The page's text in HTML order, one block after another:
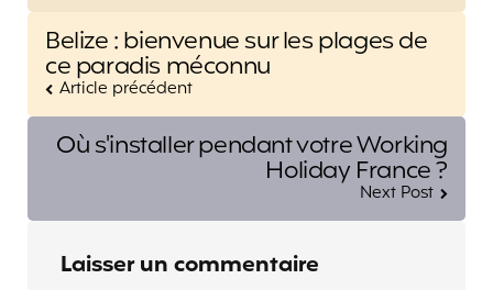
Post
navigation
Belize : bienvenue sur les plages de
ce paradis méconnu
Article précédent
Où s'installer pendant votre Working
Holiday France ?
Next Post
Laisser un commentaire